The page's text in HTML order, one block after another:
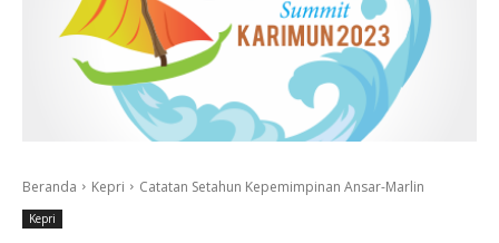
Beranda Kepri Catatan Setahun Kepemimpinan Ansar-Marlin
Kepri